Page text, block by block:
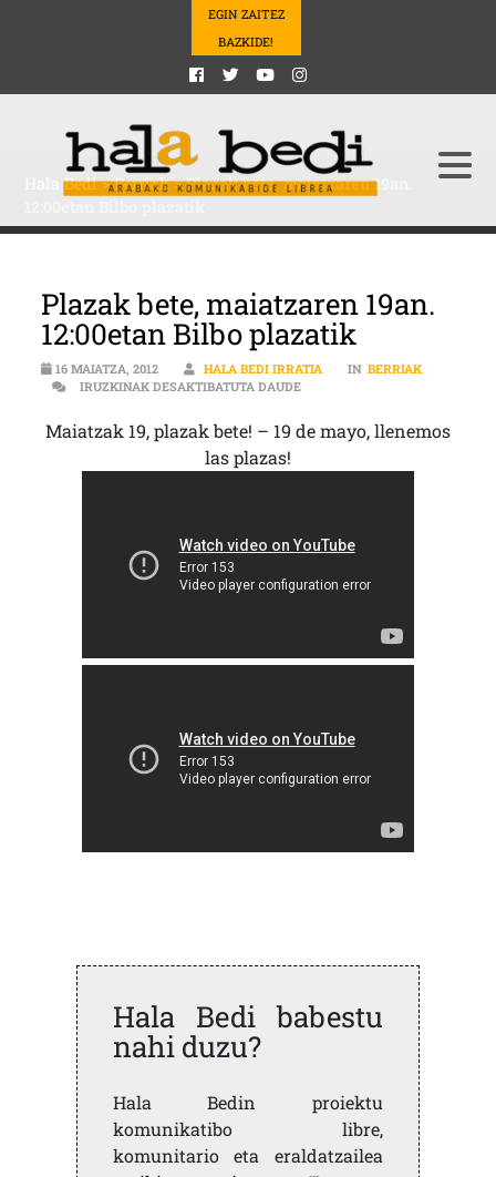
EGIN ZAITEZ
BAZKIDE!
Hala Bedi>Berriak>Plazak bete, maiatzaren 19an.
Plazak bete, maiatzaren 19an.
12:00etan Bilbo plazatik
16 MAIATZA, 2012 HALA BEDI IRRATIA IN BERRIAK
IRUZKINAK DESAKTIBATUTA DAUDEPLAZAK BETE, MAIATZAREN
Maiatzak 19, plazak bete! – 19 de mayo, llenemos
las plazas!
Hala Bedi babestu
nahi duzu?
Hala Bedin proiektu
komunikatibo libre,
komunitario eta eraldatzailea